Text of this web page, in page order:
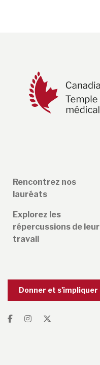
Rencontrez nos
lauréats
Explorez les
répercussions de leur
travail
Donner et s'impliquer